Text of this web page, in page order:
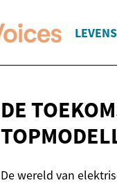
DE
De wereld van